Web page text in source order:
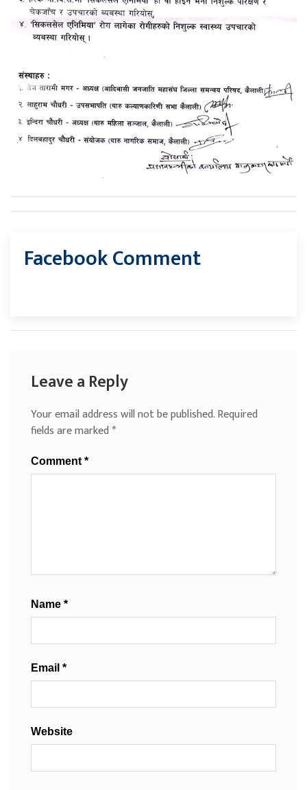
Facebook Comment
Leave a Reply
Your email address will not be published.Required
fields are marked*
Comment *
Name *
Email *
Website